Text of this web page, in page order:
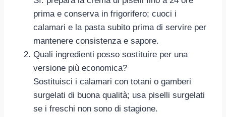
prima e conserva in frigorifero; cuoci i
calamari e la pasta subito prima di servire per
mantenere consistenza e sapore.
Quali ingredienti posso sostituire per una
versione più economica?
Sostituisci i calamari con totani o gamberi
surgelati di buona qualità; usa piselli surgelati
se i freschi non sono di stagione.